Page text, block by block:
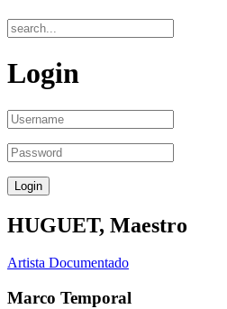
Login
HUGUET, Maestro
Artista Documentado
Marco Temporal